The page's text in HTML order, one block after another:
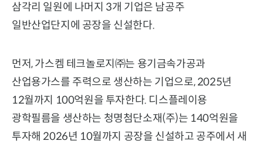
삼각리 일원에 나머지 3개 기업은 남공주
일반산업단지에 공장을 신설한다.
먼저, 가스켐 테크놀로지㈜는 용기금속가공과
산업용가스를 주력으로 생산하는 기업으로, 2025년
12월까지 100억원을 투자한다. 디스플레이용
광학필름을 생산하는 청명첨단소재(주)는 140억원을
투자해 2026년 10월까지 공장을 신설하고 공주에서 새